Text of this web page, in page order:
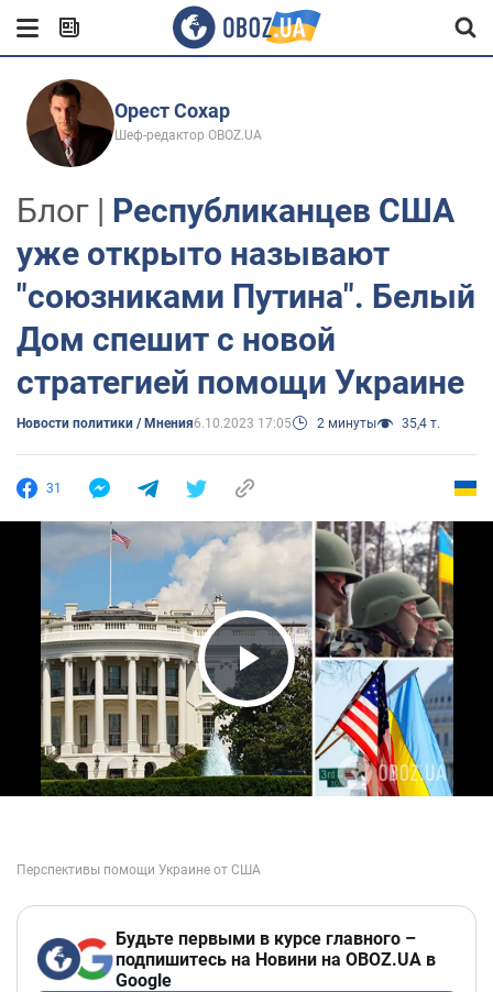
Орест Сохар
Шеф-редактор OBOZ.UA
Блог | Республиканцев США
уже открыто называют
"союзниками Путина". Белый
Дом спешит с новой
стратегией помощи Украине
Новости политики / Мнения6.10.2023 17:05 2 минуты 35,4 т.
31
Play Video
Будьте первыми в курсе главного –
подпишитесь на Новини на OBOZ.UA в
Google